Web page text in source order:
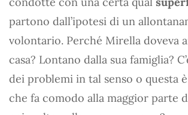
partono dall’ipotesi di un
volontario. Perché Mirella doveva
casa? Lontano dalla sua famiglia?
dei problemi in tal senso o questa
che fa comodo alla maggior parte